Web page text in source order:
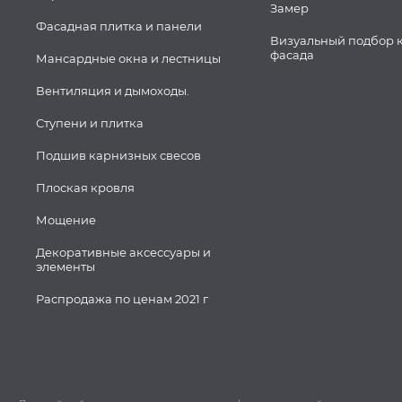
Фасадная плитка и панели
Мансардные окна и лестницы
Вентиляция и дымоходы.
Ступени и плитка
Подшив карнизных свесов
Плоская кровля
Мощение
Декоративные аксессуары и
элементы
Распродажа по ценам 2021 г
Замер
Визуальный подбор
фасада